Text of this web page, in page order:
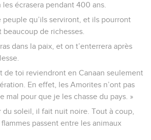
les écrasera pendant 400 ans.
peuple qu’ils serviront, et ils pourront
de richesses.
dans la paix, et on t’enterrera après
de toi reviendront en Canaan seulement
En effet, les Amorites n’ont pas
mal pour que je les chasse du pays. »
du soleil, il fait nuit noire. Tout à coup,
passent entre les animaux